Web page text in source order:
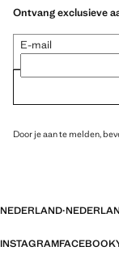
Ontvang exclusieve
E-mail
Door je aan te melden,
NEDERLAND·
INSTAGRAMFACEBOOK